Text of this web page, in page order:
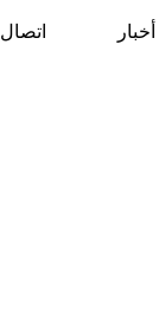
أخبار اتصال